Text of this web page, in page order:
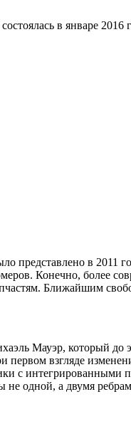
в январе 2016
представлено в 2011
Конечно, более
Ближайшим
Мауэр, который до
взгляде
с интегрированными
не одной, а двумя